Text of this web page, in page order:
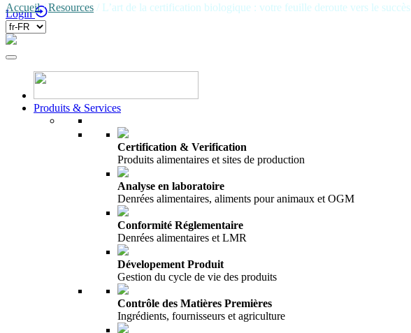
Login
Produits & Services
Certification & Verification
Produits alimentaires et sites de production
Analyse en laboratoire
Denrées alimentaires, aliments pour animaux et OGM
Conformité Réglementaire
Denrées alimentaires et LMR
Dévelopement Produit
Gestion du cycle de vie des produits
Contrôle des Matières Premières
Ingrédients, fournisseurs et agriculture
Accueil/Resources / L’art de la certification biologique : votre feuille deroute vers le succès